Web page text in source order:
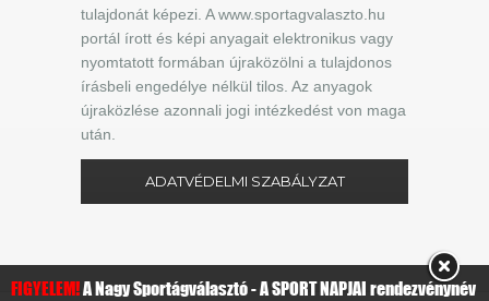
tulajdonát képezi. A www.sportagvalaszto.hu
portál írott és képi anyagait elektronikus vagy
nyomtatott formában újraközölni a tulajdonos
írásbeli engedélye nélkül tilos. Az anyagok
újraközlése azonnali jogi intézkedést von maga
után.
ADATVÉDELMI SZABÁLYZAT
FIGYELEM!A Nagy Sportágválasztó - A SPORT NAPJAI rendezvénynév